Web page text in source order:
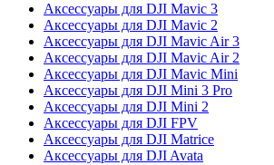
Аксессуары для DJI Mavic 3
Аксессуары для DJI Mavic 2
Аксессуары для DJI Mavic Air 3
Аксессуары для DJI Mavic Air 2
Аксессуары для DJI Mavic Mini
Аксессуары для DJI Mini 3 Pro
Аксессуары для DJI Mini 2
Аксессуары для DJI FPV
Аксессуары для DJI Matrice
Аксессуары для DJI Avata